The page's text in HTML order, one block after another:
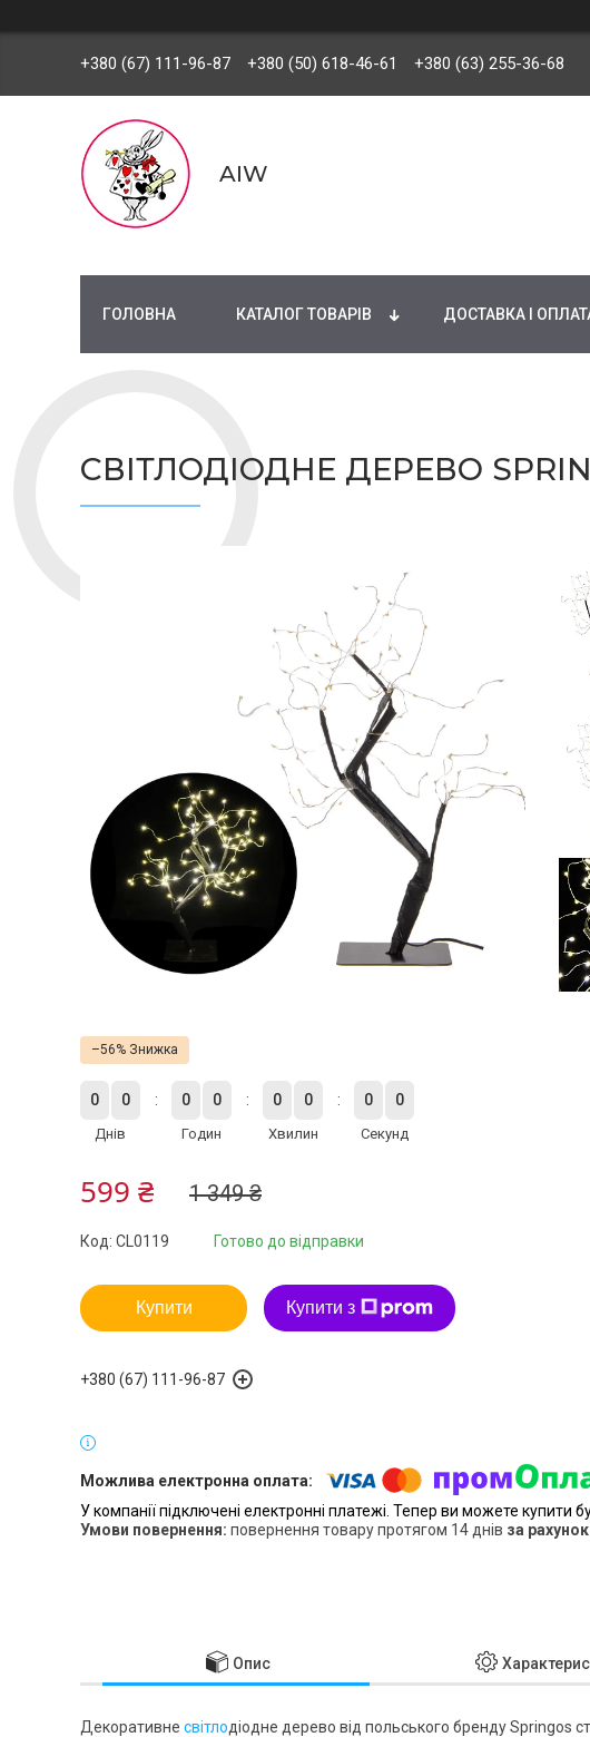
+380 (67) 111-96-87 +380 (50) 618-46-61 +380 (63) 255-36-68
AIW
ГОЛОВНА КАТАЛОГ ТОВАРІВ ДОСТАВКА І
СВІТЛОДІОДНЕ ДЕРЕВО
–56%
0 0
Днів
0 0
Годин
0 0
Хвилин
0 0
Секунд
1 349 ₴
599 ₴
Готово до відправки
Код: CL0119
Купити Купити з
+380 (67) 111-96-87
У компанії підключені електронні платежі. Тепер ви можете купити
повернення товару протягом 14 днів за
Опис
Декоративне світлодіодне дерево від польського брендуSpringos